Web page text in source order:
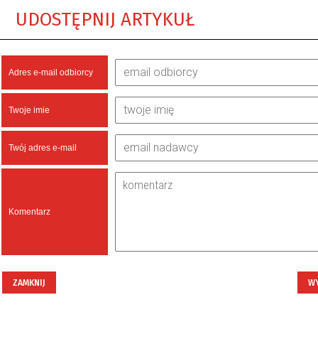
UDOSTĘPNIJ ARTYKUŁ
Adres e-mail odbiorcy
Twoje imie
Twój adres e-mail
Komentarz